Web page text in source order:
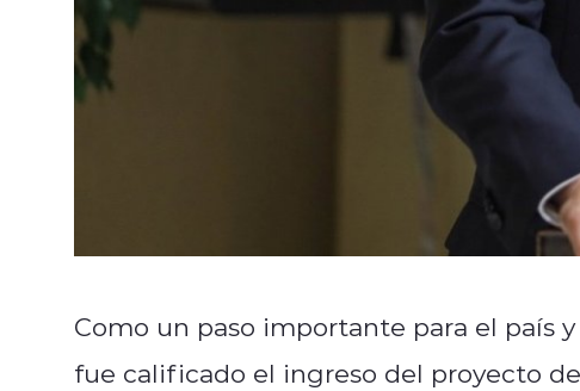
Como un paso importante para el país
fue calificado el ingreso del proyecto